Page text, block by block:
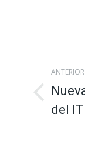
entre
ANTERIOR
del